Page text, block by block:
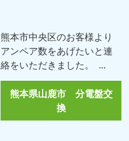
熊本市中央区のお客様より
アンペア数をあげたいと連
絡をいただきました。 ...
熊本県山鹿市 分電盤交
換